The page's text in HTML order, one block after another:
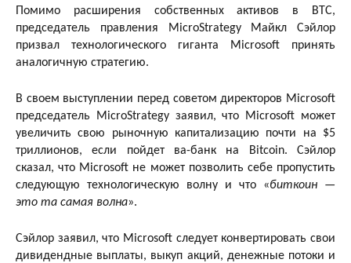
Помимо расширения собственных активов в BTC,
председатель правления MicroStrategy Майкл Сэйлор
призвал технологического гиганта Microsoft принять
аналогичную стратегию.
В своем выступлении перед советом директоров Microsoft
председатель MicroStrategy заявил, что Microsoft может
увеличить свою рыночную капитализацию почти на $5
триллионов, если пойдет ва-банк на Bitcoin. Сэйлор
сказал, что Microsoft не может позволить себе пропустить
следующую технологическую волну и что «биткоин —
это та самая волна».
Сэйлор заявил, что Microsoft следует конвертировать свои
дивидендные выплаты, выкуп акций, денежные потоки и